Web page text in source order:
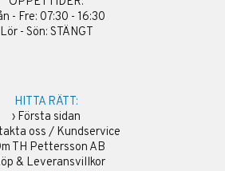
- Fre: 07:30 - 16:30
Lör - Sön: STÄNGT
HITTA RÄTT:
› Första sidan
oss / Kundservice
TH Pettersson AB
& Leveransvillkor